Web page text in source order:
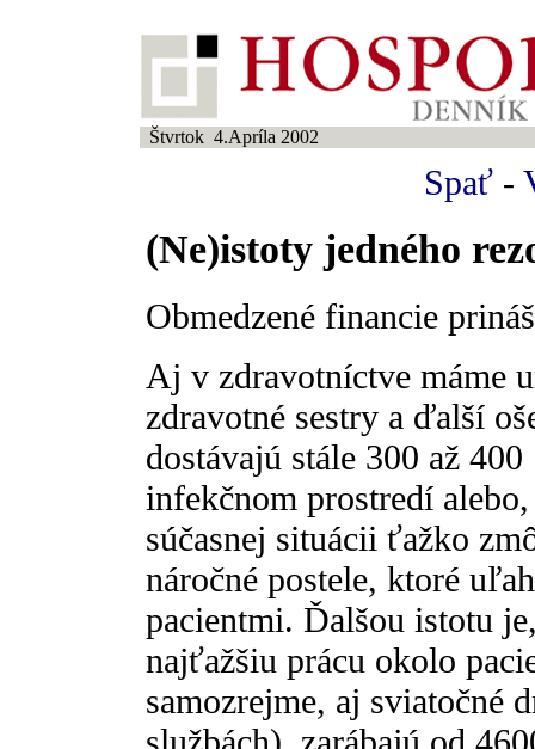
Štvrtok 4.Apríla 2002
Spať -
(Ne)istoty jedného
Obmedzené financie
Aj v zdravotníctve máme
zdravotné sestry a ďalší
dostávajú stále 300 až
infekčnom prostredí
súčasnej situácii ťažko
náročné postele, ktoré
pacientmi. Ďalšou istotu
najťažšiu prácu okolo
samozrejme, aj sviatočné
službách), zarábajú od